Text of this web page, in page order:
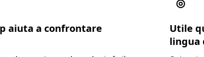
aiuta a confrontare
Utile
lingua